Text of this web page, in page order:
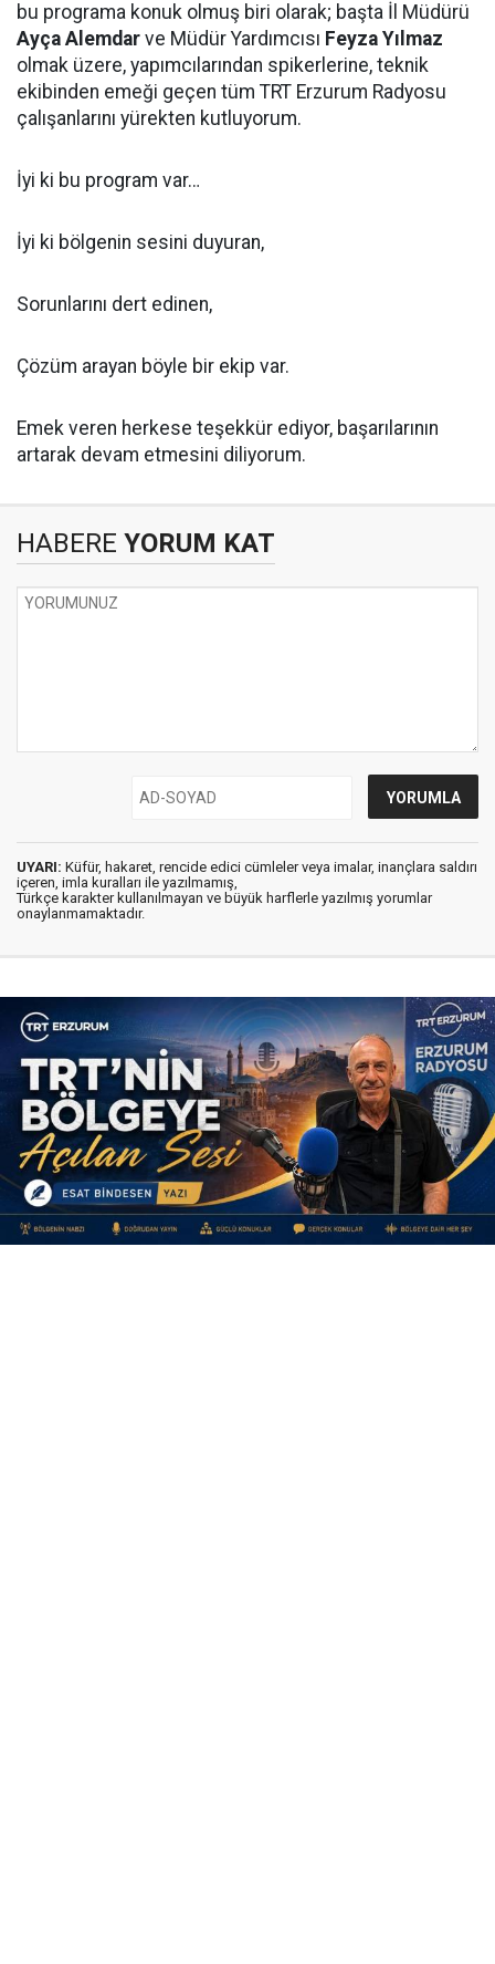
bu programa konuk olmuş biri olarak; başta İl Müdürü
Ayça Alemdar ve Müdür Yardımcısı Feyza Yılmaz
olmak üzere, yapımcılarından spikerlerine, teknik
ekibinden emeği geçen tüm TRT Erzurum Radyosu
çalışanlarını yürekten kutluyorum.
İyi ki bu program var…
İyi ki bölgenin sesini duyuran,
Sorunlarını dert edinen,
Çözüm arayan böyle bir ekip var.
Emek veren herkese teşekkür ediyor, başarılarının
artarak devam etmesini diliyorum.
HABERE YORUM KAT
UYARI: Küfür, hakaret, rencide edici cümleler veya imalar, inançlara saldırı
içeren, imla kuralları ile yazılmamış,
Türkçe karakter kullanılmayan ve büyük harflerle yazılmış yorumlar
onaylanmamaktadır.